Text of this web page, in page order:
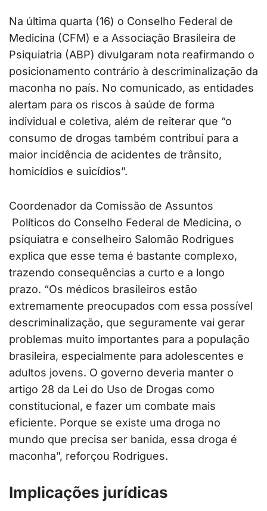
Na última quarta (16) o Conselho Federal de
Medicina (CFM) e a Associação Brasileira de
Psiquiatria (ABP) divulgaram nota reafirmando o
posicionamento contrário à descriminalização da
maconha no país. No comunicado, as entidades
alertam para os riscos à saúde de forma
individual e coletiva, além de reiterar que “o
consumo de drogas também contribui para a
maior incidência de acidentes de trânsito,
homicídios e suicídios”.
Coordenador da Comissão de Assuntos
Políticos do Conselho Federal de Medicina, o
psiquiatra e conselheiro Salomão Rodrigues
explica que esse tema é bastante complexo,
trazendo consequências a curto e a longo
prazo. “Os médicos brasileiros estão
extremamente preocupados com essa possível
descriminalização, que seguramente vai gerar
problemas muito importantes para a população
brasileira, especialmente para adolescentes e
adultos jovens. O governo deveria manter o
artigo 28 da Lei do Uso de Drogas como
constitucional, e fazer um combate mais
eficiente. Porque se existe uma droga no
mundo que precisa ser banida, essa droga é
maconha”, reforçou Rodrigues.
Implicações jurídicas